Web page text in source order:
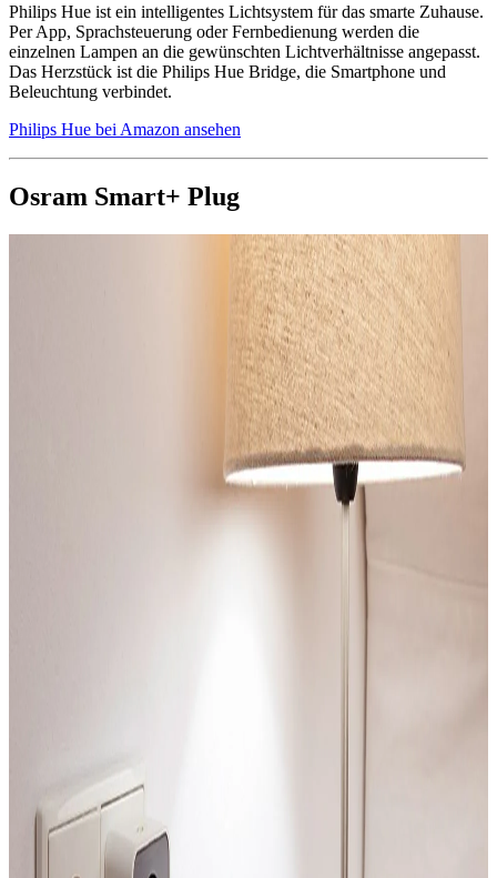
Philips Hue ist ein intelligentes Lichtsystem für das smarte Zuhause.
Per App, Sprachsteuerung oder Fernbedienung werden die
einzelnen Lampen an die gewünschten Lichtverhältnisse angepasst.
Das Herzstück ist die Philips Hue Bridge, die Smartphone und
Beleuchtung verbindet.
Philips Hue bei Amazon ansehen
Osram Smart+ Plug